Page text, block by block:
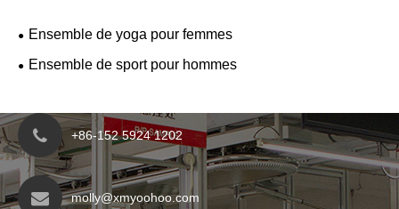
Ensemble de yoga pour femmes
Ensemble de sport pour hommes
+86-152 5924 1202
molly@xmyoohoo.com